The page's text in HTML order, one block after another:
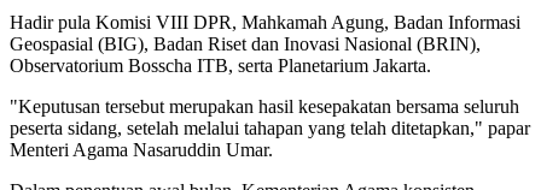
Hadir pula Komisi VIII DPR, Mahkamah Agung, Badan Informasi
Geospasial (BIG), Badan Riset dan Inovasi Nasional (BRIN),
Observatorium Bosscha ITB, serta Planetarium Jakarta.
"Keputusan tersebut merupakan hasil kesepakatan bersama seluruh
peserta sidang, setelah melalui tahapan yang telah ditetapkan," papar
Menteri Agama Nasaruddin Umar.